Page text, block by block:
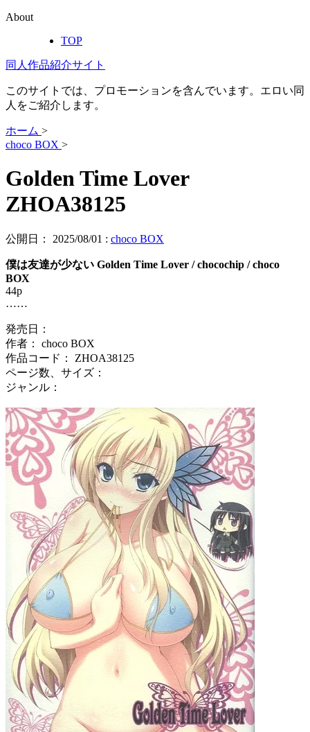
About
TOP
同人作品紹介サイト
このサイトでは、プロモーションを含んでいます。エロい同
人をご紹介します。
ホーム >
choco BOX >
Golden Time Lover
ZHOA38125
公開日： 2025/08/01 : choco BOX
僕は友達が少ない Golden Time Lover / chocochip / choco
BOX
44p
……
発売日：
作者： choco BOX
作品コード： ZHOA38125
ページ数、サイズ：
ジャンル：